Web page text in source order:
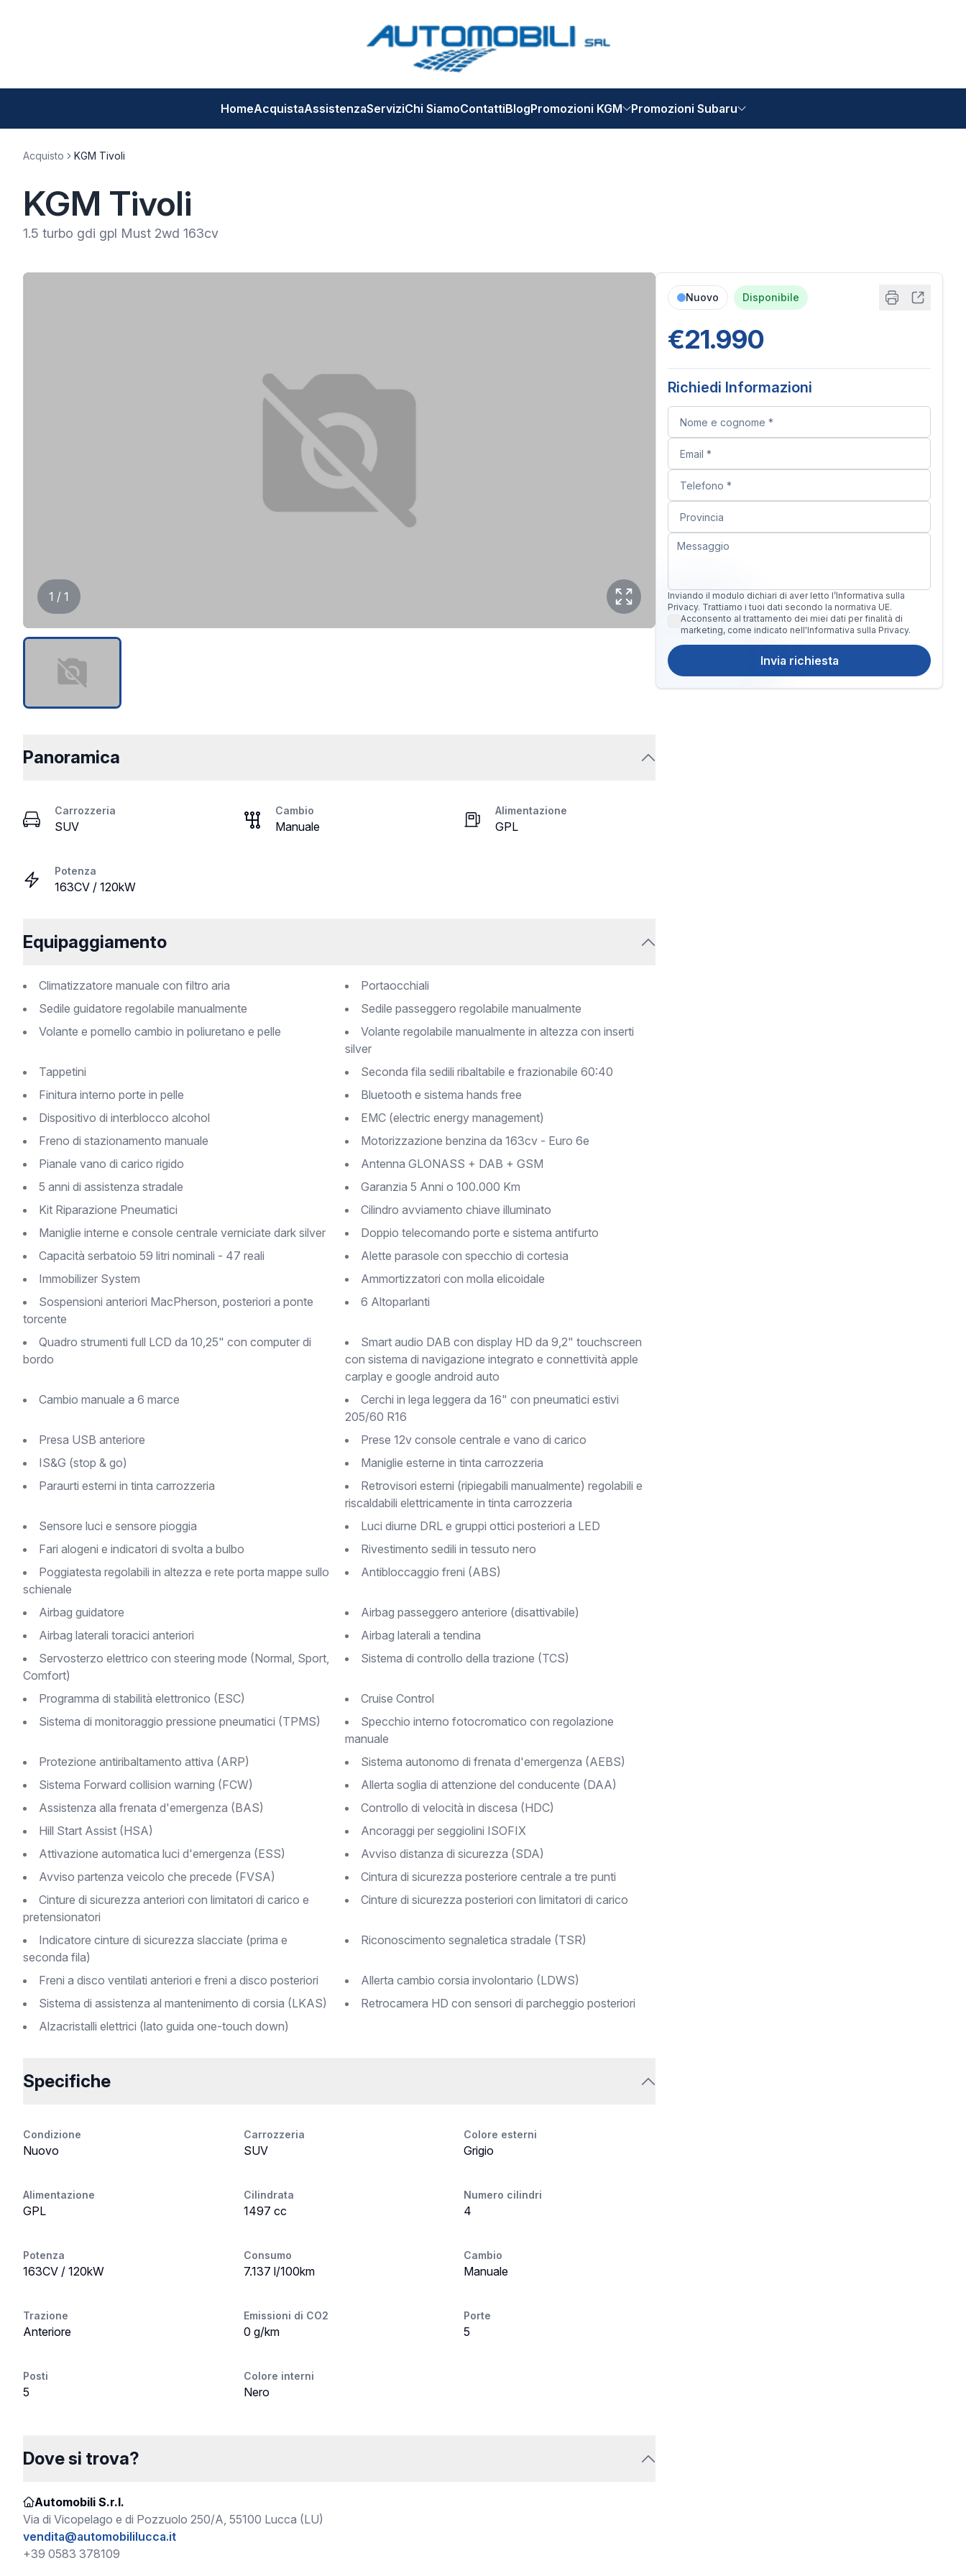
HomeAcquistaAssistenzaServiziChi SiamoContattiBlogPromozioni KGM Promozioni Subaru
Acquisto KGM Tivoli
KGM Tivoli
1.5 turbo gdi gpl Must 2wd 163cv
1 / 1
Panoramica
Carrozzeria
SUV
Cambio
Manuale
Alimentazione
GPL
Potenza
163CV / 120kW
Equipaggiamento
Climatizzatore manuale con filtro aria
Portaocchiali
Sedile guidatore regolabile manualmente
Sedile passeggero regolabile manualmente
Volante e pomello cambio in poliuretano e pelle
Volante regolabile manualmente in altezza con inserti
silver
Tappetini
Seconda fila sedili ribaltabile e frazionabile 60:40
Finitura interno porte in pelle
Bluetooth e sistema hands free
Dispositivo di interblocco alcohol
EMC (electric energy management)
Freno di stazionamento manuale
Motorizzazione benzina da 163cv - Euro 6e
Pianale vano di carico rigido
Antenna GLONASS + DAB + GSM
5 anni di assistenza stradale
Garanzia 5 Anni o 100.000 Km
Kit Riparazione Pneumatici
Cilindro avviamento chiave illuminato
Maniglie interne e console centrale verniciate dark silver
Doppio telecomando porte e sistema antifurto
Capacità serbatoio 59 litri nominali - 47 reali
Alette parasole con specchio di cortesia
Immobilizer System
Ammortizzatori con molla elicoidale
Sospensioni anteriori MacPherson, posteriori a ponte
torcente
6 Altoparlanti
Quadro strumenti full LCD da 10,25" con computer di
bordo
Smart audio DAB con display HD da 9,2" touchscreen
con sistema di navigazione integrato e connettività apple
carplay e google android auto
Cambio manuale a 6 marce
Cerchi in lega leggera da 16" con pneumatici estivi
205/60 R16
Presa USB anteriore
Prese 12v console centrale e vano di carico
IS&G (stop & go)
Maniglie esterne in tinta carrozzeria
Paraurti esterni in tinta carrozzeria
Retrovisori esterni (ripiegabili manualmente) regolabili e
riscaldabili elettricamente in tinta carrozzeria
Sensore luci e sensore pioggia
Luci diurne DRL e gruppi ottici posteriori a LED
Fari alogeni e indicatori di svolta a bulbo
Rivestimento sedili in tessuto nero
Poggiatesta regolabili in altezza e rete porta mappe sullo
schienale
Antibloccaggio freni (ABS)
Airbag guidatore
Airbag passeggero anteriore (disattivabile)
Airbag laterali toracici anteriori
Airbag laterali a tendina
Servosterzo elettrico con steering mode (Normal, Sport,
Comfort)
Sistema di controllo della trazione (TCS)
Programma di stabilità elettronico (ESC)
Cruise Control
Sistema di monitoraggio pressione pneumatici (TPMS)
Specchio interno fotocromatico con regolazione
manuale
protezione antiribaltamento attiva (ARP)
Sistema autonomo di frenata d'emergenza (AEBS)
Sistema Forward collision warning (FCW)
Allerta soglia di attenzione del conducente (DAA)
Assistenza alla frenata d'emergenza (BAS)
controllo di velocità in discesa (HDC)
Hill Start Assist (HSA)
Ancoraggi per seggiolini ISOFIX
Attivazione automatica luci d'emergenza (ESS)
Avviso distanza di sicurezza (SDA)
Avviso partenza veicolo che precede (FVSA)
Cintura di sicurezza posteriore centrale a tre punti
Cinture di sicurezza anteriori con limitatori di carico e
pretensionatori
Cinture di sicurezza posteriori con limitatori di carico
Indicatore cinture di sicurezza slacciate (prima e
seconda fila)
Riconoscimento segnaletica stradale (TSR)
Freni a disco ventilati anteriori e freni a disco posteriori
Allerta cambio corsia involontario (LDWS)
Sistema di assistenza al mantenimento di corsia (LKAS)
Retrocamera HD con sensori di parcheggio posteriori
Alzacristalli elettrici (lato guida one-touch down)
Specifiche
Condizione
Nuovo
Carrozzeria
SUV
Colore esterni
Grigio
Alimentazione
GPL
Cilindrata
1497 cc
Numero cilindri
4
Potenza
163CV / 120kW
Consumo
7.137 l/100km
Cambio
Manuale
Trazione
Anteriore
Emissioni di CO2
0 g/km
Porte
5
Posti
5
Colore interni
Nero
Dove si trova?
Automobili S.r.l.
Via di Vicopelago e di Pozzuolo 250/A, 55100 Lucca (LU)
vendita@automobililucca.it
+39 0583 378109
Nuovo Disponibile
€21.990
Richiedi Informazioni
Inviando il modulo dichiari di aver letto l’Informativa sulla
Privacy. Trattiamo i tuoi dati secondo la normativa UE.
Acconsento al trattamento dei miei dati per finalità di
marketing, come indicato nell'Informativa sulla Privacy.
Invia richiesta